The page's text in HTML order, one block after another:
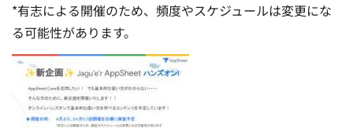
*有志による開催のため、頻度やスケジュールは変更にな
る可能性があります。